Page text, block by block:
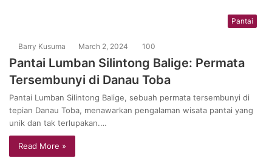
Pantai
Barry Kusuma March 2, 2024 100
Pantai Lumban Silintong Balige: Permata
Tersembunyi di Danau Toba
Pantai Lumban Silintong Balige, sebuah permata tersembunyi di
tepian Danau Toba, menawarkan pengalaman wisata pantai yang
unik dan tak terlupakan.…
Read More »